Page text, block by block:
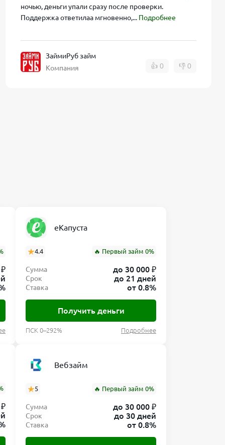
как
прописана
Это
нагрузку,
При
после
ночью, деньги упали сразу после проверки.
Поддержка ответилаа мгновенно,... Подробнее
ЗаймиРуб займ
Компания
👍 0 👎 0
еКапуста
4.4 🔥 Первый займ 0%
Сумма до 30 000 ₽
Срок до 21 дней
Ставка от 0.8%
Получить деньги
ПСК 0–292% Подробнее
Вебзайм
5 🔥 Первый займ 0%
Сумма до 30 000 ₽
Срок до 30 дней
Ставка от 0.8%